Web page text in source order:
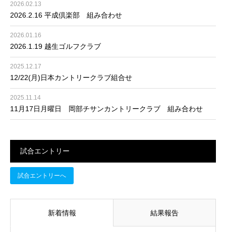
2026.02.13
2026.2.16 平成倶楽部 組み合わせ
2026.01.16
2026.1.19 越生ゴルフクラブ
2025.12.17
12/22(月)日本カントリークラブ組合せ
2025.11.14
11月17日月曜日 岡部チサンカントリークラブ 組み合わせ
試合エントリー
試合エントリーへ
新着情報 結果報告